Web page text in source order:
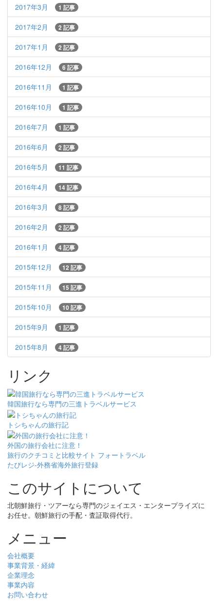
2017年3月 1 記事
2017年2月 2 記事
2017年1月 2 記事
2016年12月 6 記事
2016年11月 1 記事
2016年10月 1 記事
2016年7月 1 記事
2016年6月 2 記事
2016年5月 11 記事
2016年4月 14 記事
2016年3月 8 記事
2016年2月 2 記事
2016年1月 4 記事
2015年12月 12 記事
2015年11月 15 記事
2015年10月 10 記事
2015年9月 1 記事
2015年8月 4 記事
リンク
韓国旅行なら専門の三進トラベルサービス
トシちゃんの旅行記
外国の旅行会社に注意！
旅行のクチコミと比較サイト フォートラベル
たびレジ-外務省海外旅行登録
このサイトについて
北朝鮮旅行・ツアーなら専門のジェイエス・エンタープライズに
お任せ。朝鮮旅行の手配・査証取得代行。
メニュー
会社概要
事業背景・経緯
企業理念
事業内容
お問い合わせ